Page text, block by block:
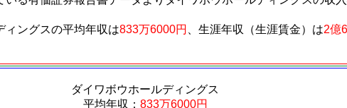
ィングスの平均年収は833万6000円 、生涯年収（生涯賃金）は2億
ダイワボウホールディングス
平均年収： 833万6000円